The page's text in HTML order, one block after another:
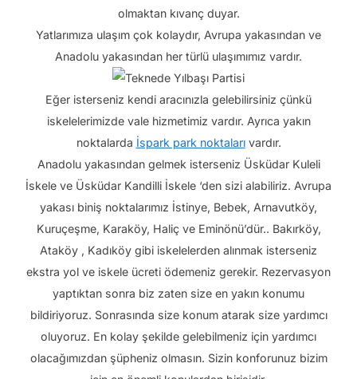
olmaktan kıvanç duyar.
Yatlarımıza ulaşım çok kolaydır, Avrupa yakasından ve
Anadolu yakasından her türlü ulaşımımız vardır.
Eğer isterseniz kendi aracınızla gelebilirsiniz çünkü
iskelelerimizde vale hizmetimiz vardır. Ayrıca yakın
noktalarda İspark park noktalarıvardır.
Anadolu yakasından gelmek isterseniz Üsküdar Kuleli
İskele ve Üsküdar Kandilli İskele ‘den sizi alabiliriz. Avrupa
yakası biniş noktalarımız İstinye, Bebek, Arnavutköy,
Kuruçeşme, Karaköy, Haliç ve Eminönü’dür.. Bakırköy,
Ataköy , Kadıköy gibi iskelelerden alınmak isterseniz
ekstra yol ve iskele ücreti ödemeniz gerekir. Rezervasyon
yaptıktan sonra biz zaten size en yakın konumu
bildiriyoruz. Sonrasında size konum atarak size yardımcı
oluyoruz. En kolay şekilde gelebilmeniz için yardımcı
olacağımızdan şüpheniz olmasın. Sizin konforunuz bizim